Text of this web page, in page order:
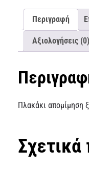
Περιγραφή
Αξιολογήσεις (0)
Πλακάκι απομίμηση
Σχετικά